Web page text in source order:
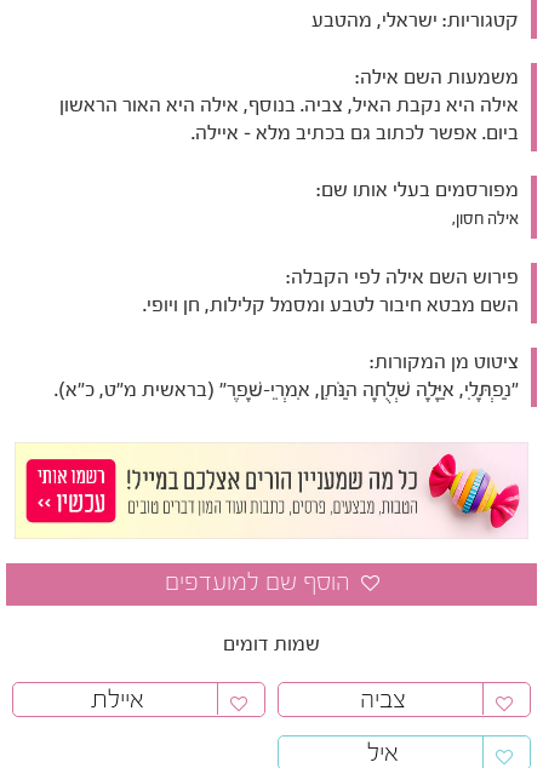
קטגוריות: ישראלי, מהטבע
משמעות השם אילה:
אילה היא נקבת האיל, צביה. בנוסף, אילה היא האור הראשון
ביום. אפשר לכתוב גם בכתיב מלא – איילה.
מפורסמים בעלי אותו שם:
אילה חסון,
פירוש השם אילה לפי הקבלה:
השם מבטא חיבור לטבע ומסמל קלילות, חן ויופי.
ציטוט מן המקורות:
"נַפְתָּלִי, אַיָּלָה שְׁלֻחָה הַנֹּתֵן, אִמְרֵי-שָׁפֶר" (בראשית מ"ט, כ"א).
שמות דומים
צביה
איילת
איל